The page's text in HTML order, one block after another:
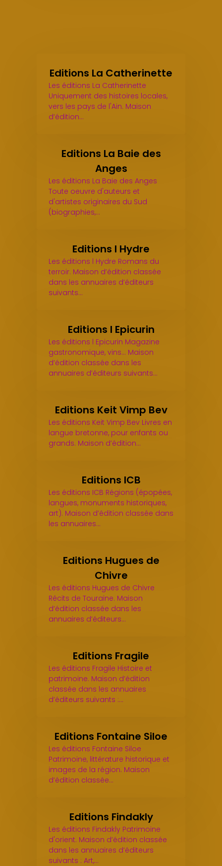
Editions La Catherinette
Les éditions La Catherinette
Uniquement des histoires locales,
vers les pays de l'Ain. Maison
d’édition…
Editions La Baie des
Anges
Les éditions La Baie des Anges
Toute oeuvre d'auteurs et
d'artistes originaires du Sud
(biographies,…
Editions l Hydre
Les éditions l Hydre Romans du
terroir. Maison d’édition classée
dans les annuaires d’éditeurs
suivants…
Editions l Epicurin
Les éditions l Epicurin Magazine
gastronomique, vins... Maison
d’édition classée dans les
annuaires d’éditeurs suivants…
Editions Keit Vimp Bev
Les éditions Keit Vimp Bev Livres en
langue bretonne, pour enfants ou
grands. Maison d’édition…
Editions ICB
Les éditions ICB Régions (épopées,
langues, monuments historiques,
art). Maison d’édition classée dans
les annuaires…
Editions Hugues de
Chivre
Les éditions Hugues de Chivre
Récits de Touraine. Maison
d’édition classée dans les
annuaires d’éditeurs…
Editions Fragile
Les éditions Fragile Histoire et
patrimoine. Maison d’édition
classée dans les annuaires
d’éditeurs suivants :…
Editions Fontaine Siloe
Les éditions Fontaine Siloe
Patrimoine, littérature historique et
images de la région. Maison
d’édition classée…
Editions Findakly
Les éditions Findakly Patrimoine
d'orient. Maison d’édition classée
dans les annuaires d’éditeurs
suivants : Art,…